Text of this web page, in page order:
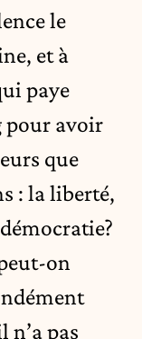
le
et à
paye
pour avoir
que
: la liberté,
on
n’a pas